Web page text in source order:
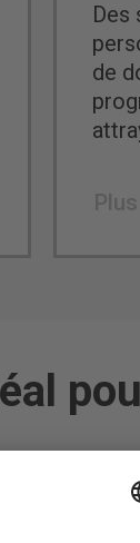
Des
de
client
flotte